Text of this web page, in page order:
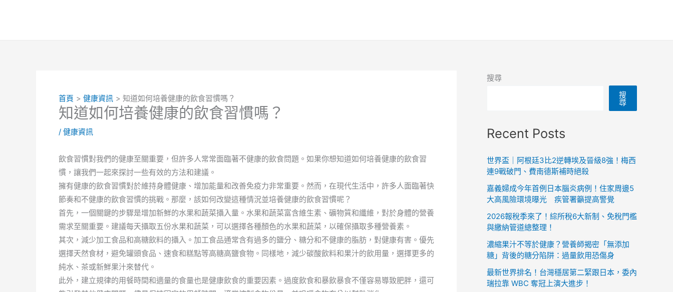
首頁 健康資訊 知道如何培養健康的飲食習慣嗎？
知道如何培養健康的飲食習慣嗎？
/ 健康資訊
飲食習慣對我們的健康至關重要，但許多人常常面臨著不健康的飲食問題。如果你想知道如何培養健康的飲食習
慣，讓我們一起來探討一些有效的方法和建議。
擁有健康的飲食習慣對於維持身體健康、增加能量和改善免疫力非常重要。然而，在現代生活中，許多人面臨著快
節奏和不健康的飲食習慣的挑戰。那麼，該如何改變這種情況並培養健康的飲食習慣呢？
首先，一個關鍵的步驟是增加新鮮的水果和蔬菜攝入量。水果和蔬菜富含維生素、礦物質和纖維，對於身體的營養
需求至關重要。建議每天攝取五份水果和蔬菜，可以選擇各種顏色的水果和蔬菜，以確保攝取多種營養素。
其次，減少加工食品和高糖飲料的攝入。加工食品通常含有過多的鹽分、糖分和不健康的脂肪，對健康有害。優先
選擇天然食材，避免罐頭食品、速食和糕點等高糖高鹽食物。同樣地，減少碳酸飲料和果汁的飲用量，選擇更多的
純水、茶或新鮮果汁來替代。
此外，建立規律的用餐時間和適量的食量也是健康飲食的重要因素。過度飲食和暴飲暴食不僅容易導致肥胖，還可
搜尋
搜
尋
Recent Posts
世界盃｜阿根廷3比2逆轉埃及晉級8強！梅西
連9戰破門、費南德斯補時絕殺
嘉義婦成今年首例日本腦炎病例！住家周邊5
大高風險環境曝光 疾管署籲提高警覺
2026報稅季來了！綜所稅6大新制、免稅門檻
與繳納管道總整理！
濃縮果汁不等於健康？營養師揭密「無添加
糖」背後的糖分陷阱：過量飲用恐傷身
最新世界排名！台灣穩居第二緊跟日本，委內
瑞拉靠 WBC 奪冠上演大進步！